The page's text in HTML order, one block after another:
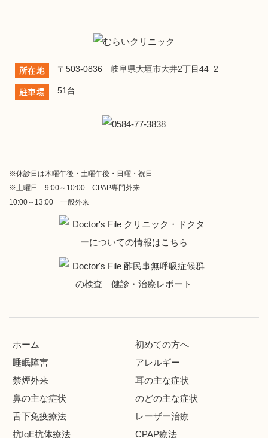
所在地 〒503-0836 岐阜県大垣市大井2丁目44−2
駐車場 51台
※休診日は木曜午後・土曜午後・日曜・祝日
※土曜日 9:00～10:00 CPAP専門外来
10:00～13:00 一般外来
ホーム
初めての方へ
睡眠障害
アレルギー
禁煙外来
耳の主な症状
鼻の主な症状
のどの主な症状
舌下免疫療法
レーザー治療
抗IgE抗体療法
CPAP療法